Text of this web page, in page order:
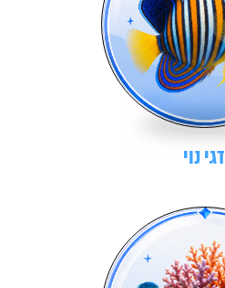
דגי נוי